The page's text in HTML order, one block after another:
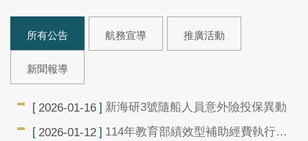
所有公告 航務宣導 推廣活動
新聞報導
2026-01-16 新海研3號隨船人員意外險投保異動
2026-01-12
114年教育部績效型補助經費執行成